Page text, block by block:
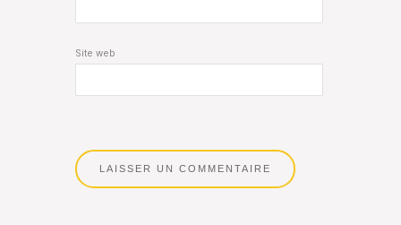
Site web